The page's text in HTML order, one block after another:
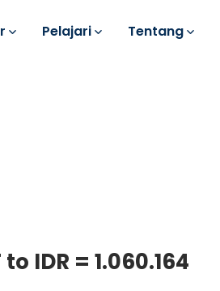
Pelajari Tentang
IDR = 1.060.164